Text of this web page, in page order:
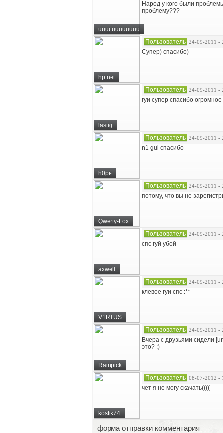
uuuuuuuuuuuu
Народ у кого были
проблему???
hp.net
Пользователь 24-09-2011 -
Супер) спасибо)
lastig
Пользователь 24-09-2011 -
гуи супер спасибо огромное
h0pe
Пользователь 24-09-2011 -
n1 gui спасибо
Qwerty-Fox
Пользователь 24-09-2011 -
потому, что вы не
axwell
Пользователь 24-09-2011 -
спс гуй убой
V1RTUS
Пользователь 24-09-2011 -
клевое гуи спс :**
Rainpick
Пользователь 24-09-2011 -
Вчера с друзьями сидели
это? :)
kostik74
Пользователь 08-07-2012 -
чет я не могу скачать((((
форма отправки комментария